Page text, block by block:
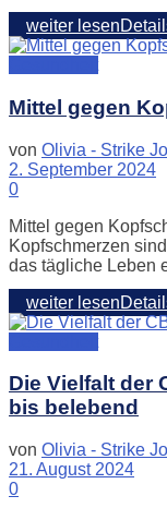
weiter lesen
Mittel gegen
von Olivia - Strike
2. September 2024
0
Mittel gegen
Kopfschmerzen
das tägliche Leben
weiter lesen
Die Vielfalt der
bis belebend
von Olivia - Strike
21. August 2024
0